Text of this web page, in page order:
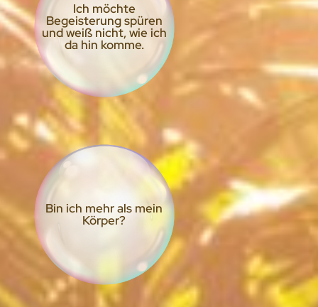
Ich möchte
Begeisterung spüren
und weiß nicht, wie ich
da hin komme.
Bin ich mehr als mein
Körper?